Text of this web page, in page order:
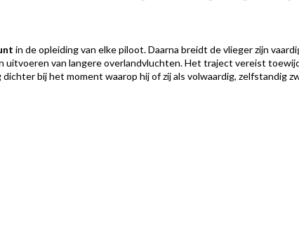
in de opleiding van elke piloot. Daarna breidt de vlieger zijn
uitvoeren van langere overlandvluchten. Het traject vereist
bij het moment waarop hij of zij als volwaardig, zelfstandig